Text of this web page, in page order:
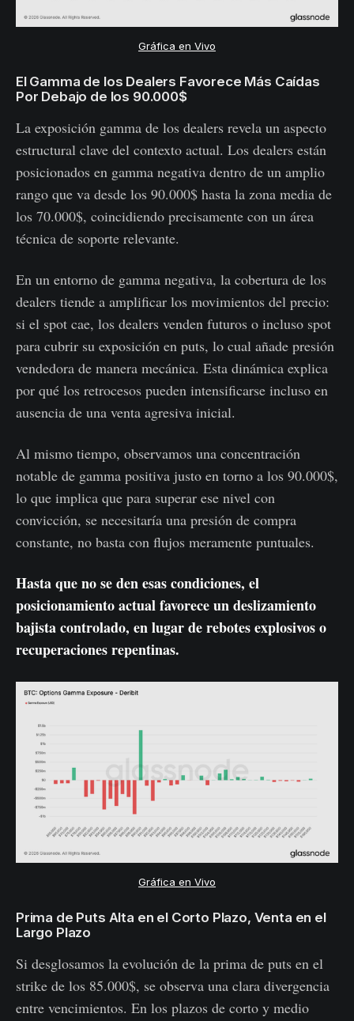
Gráfica en Vivo
El Gamma de los Dealers Favorece Más Caídas
Por Debajo de los 90.000$
La exposición gamma de los dealers revela un aspecto
estructural clave del contexto actual. Los dealers están
posicionados en gamma negativa dentro de un amplio
rango que va desde los 90.000$ hasta la zona media de
los 70.000$, coincidiendo precisamente con un área
técnica de soporte relevante.
En un entorno de gamma negativa, la cobertura de los
dealers tiende a amplificar los movimientos del precio:
si el spot cae, los dealers venden futuros o incluso spot
para cubrir su exposición en puts, lo cual añade presión
vendedora de manera mecánica. Esta dinámica explica
por qué los retrocesos pueden intensificarse incluso en
ausencia de una venta agresiva inicial.
Al mismo tiempo, observamos una concentración
notable de gamma positiva justo en torno a los 90.000$,
lo que implica que para superar ese nivel con
convicción, se necesitaría una presión de compra
constante, no basta con flujos meramente puntuales.
Hasta que no se den esas condiciones, el
posicionamiento actual favorece un deslizamiento
bajista controlado, en lugar de rebotes explosivos o
recuperaciones repentinas.
Gráfica en Vivo
Prima de Puts Alta en el Corto Plazo, Venta en el
Largo Plazo
Si desglosamos la evolución de la prima de puts en el
strike de los 85.000$, se observa una clara divergencia
entre vencimientos. En los plazos de corto y medio